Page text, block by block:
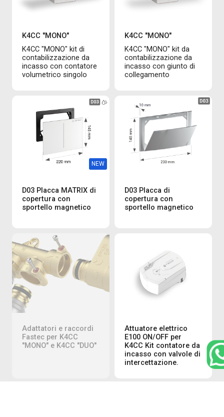
K4CC "MONO"
K4CC "MONO" kit di
contabilizzazione da
incasso con contatore
volumetrico singolo
K4CC "MONO"
K4CC "MONO" kit da
contabilizzazione da
incasso con giunto di
collegamento
NEW
D03 Placca MATRIX di
copertura con
sportello magnetico
D03 Placca di
copertura con
sportello magnetico
Adattatori e raccordi
Fastec per K4CC
"MONO" e K4CC "DUO"
Attuatore elettrico
E100 ON/OFF per
K4CC Kit contatore da
incasso con valvole di
intercettazione.